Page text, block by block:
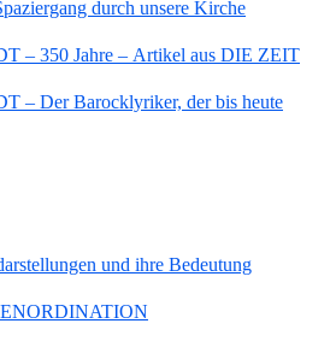
durch unsere Kirche
– 350 Jahre – Artikel aus DIE ZEIT
– Der Barocklyriker, der bis heute
und ihre Bedeutung